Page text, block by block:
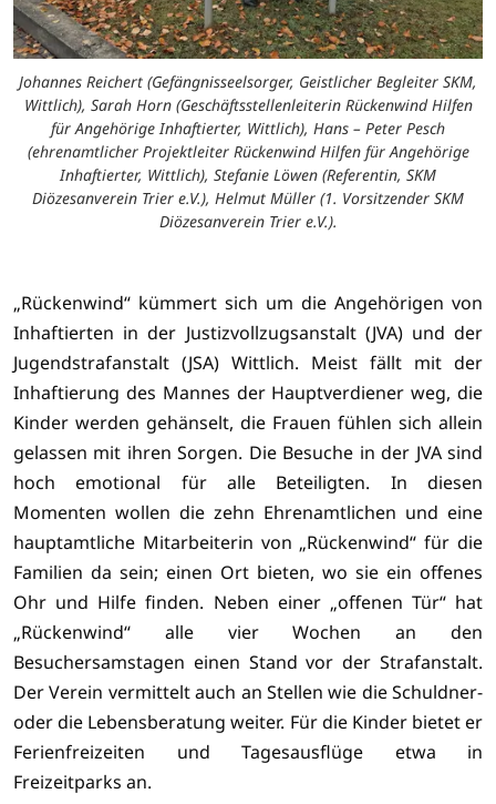
Johannes Reichert (Gefängnisseelsorger, Geistlicher Begleiter SKM,
Wittlich), Sarah Horn (Geschäftsstellenleiterin Rückenwind Hilfen
für Angehörige Inhaftierter, Wittlich), Hans – Peter Pesch
(ehrenamtlicher Projektleiter Rückenwind Hilfen für Angehörige
Inhaftierter, Wittlich), Stefanie Löwen (Referentin, SKM
Diözesanverein Trier e.V.), Helmut Müller (1. Vorsitzender SKM
Diözesanverein Trier e.V.).
„Rückenwind“ kümmert sich um die Angehörigen von
Inhaftierten in der Justizvollzugsanstalt (JVA) und der
Jugendstrafanstalt (JSA) Wittlich. Meist fällt mit der
Inhaftierung des Mannes der Hauptverdiener weg, die
Kinder werden gehänselt, die Frauen fühlen sich allein
gelassen mit ihren Sorgen. Die Besuche in der JVA sind
hoch emotional für alle Beteiligten. In diesen
Momenten wollen die zehn Ehrenamtlichen und eine
hauptamtliche Mitarbeiterin von „Rückenwind“ für die
Familien da sein; einen Ort bieten, wo sie ein offenes
Ohr und Hilfe finden. Neben einer „offenen Tür“ hat
„Rückenwind“ alle vier Wochen an den
Besuchersamstagen einen Stand vor der Strafanstalt.
Der Verein vermittelt auch an Stellen wie die Schuldner-
oder die Lebensberatung weiter. Für die Kinder bietet er
Ferienfreizeiten und Tagesausflüge etwa in
Freizeitparks an.